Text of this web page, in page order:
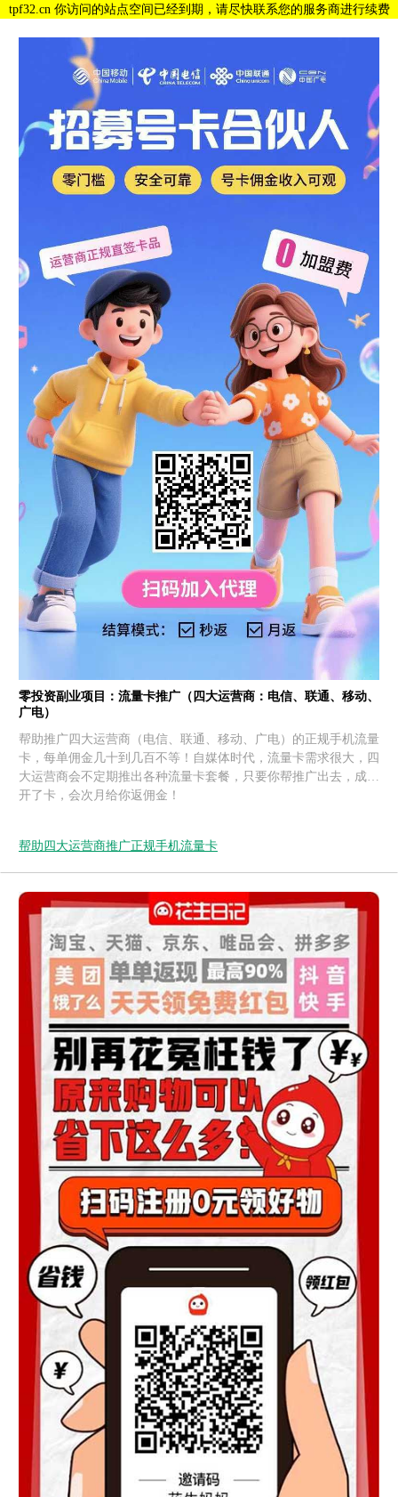
tpf32.cn 你访问的站点空间已经到期，请尽快联系您的服务商进行续费
零投资副业项目：流量卡推广（四大运营商：电信、联通、移动、
广电）
帮助推广四大运营商（电信、联通、移动、广电）的正规手机流量
卡，每单佣金几十到几百不等！自媒体时代，流量卡需求很大，四
大运营商会不定期推出各种流量卡套餐，只要你帮推广出去，成功
开了卡，会次月给你返佣金！
帮助四大运营商推广正规手机流量卡